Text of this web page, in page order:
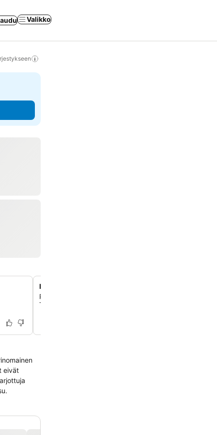
Valikko
Huippumoderni 24h-kuntosali
Pidä kiinni rutiineistasi kuntosalilla, joka on varustettu
Technogym-laitteilla ja tarjoaa pilates- ja
eivät